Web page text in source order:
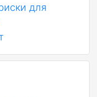
для